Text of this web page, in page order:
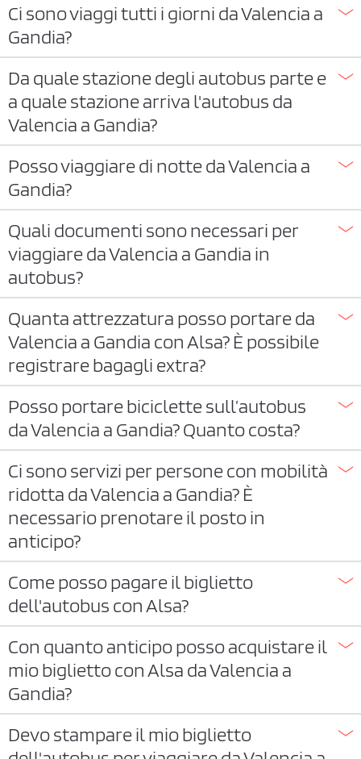
Ci sono viaggi tutti i giorni da Valencia a
Gandia?
Da quale stazione degli autobus parte e
a quale stazione arriva l'autobus da
Valencia a Gandia?
Posso viaggiare di notte da Valencia a
Gandia?
Quali documenti sono necessari per
viaggiare da Valencia a Gandia in
autobus?
Quanta attrezzatura posso portare da
Valencia a Gandia con Alsa? È possibile
registrare bagagli extra?
Posso portare biciclette sull’autobus
da Valencia a Gandia? Quanto costa?
Ci sono servizi per persone con mobilità
ridotta da Valencia a Gandia? È
necessario prenotare il posto in
anticipo?
Come posso pagare il biglietto
dell'autobus con Alsa?
Con quanto anticipo posso acquistare il
mio biglietto con Alsa da Valencia a
Gandia?
Devo stampare il mio biglietto